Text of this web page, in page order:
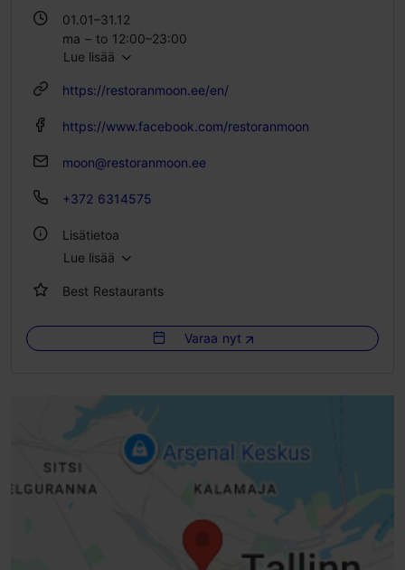
01.01–31.12
ma – to 12:00–23:00
pe – la 12:00–00:00
Lue lisää
https://restoranmoon.ee/en/
https://www.facebook.com/restoranmoon
moon@restoranmoon.ee
+372 6314575
Lisätietoa
Istumapaikkoja: 150
Istumapaikkoja ulkona: 80
WLAN-alue
Ulkona
Sisätiloissa
Lue lisää
Best Restaurants
Varaa nyt